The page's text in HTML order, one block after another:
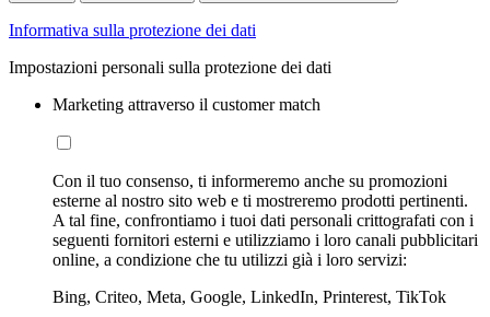
Informativa sulla protezione dei dati
Impostazioni personali sulla protezione dei dati
Marketing attraverso il customer match
Con il tuo consenso, ti informeremo anche su promozioni
esterne al nostro sito web e ti mostreremo prodotti pertinenti.
A tal fine, confrontiamo i tuoi dati personali crittografati con i
seguenti fornitori esterni e utilizziamo i loro canali pubblicitari
online, a condizione che tu utilizzi già i loro servizi:
Bing, Criteo, Meta, Google, LinkedIn, Printerest, TikTok